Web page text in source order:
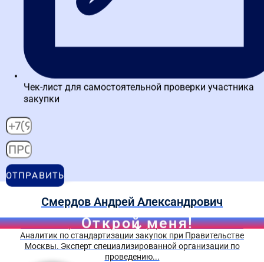
Руководитель отдела развития продуктов обучения для
участников закупок Департамента обучения площадки РТС-
тендер. Организовывал и осуществлял контроль проведения
более 600 обучающих...
Смердов Андрей Александрович
Имеет опыт работы в правовом управлении ФАС России.
Аналитик по стандартизации закупок при Правительстве
Москвы. Эксперт специализированной организации по
проведению...
Чек-лист для самостоятельной проверки участника
закупки
ОТПРАВИТЬ
Открой меня!